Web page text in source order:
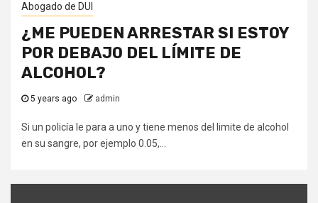
Abogado de DUI
¿ME PUEDEN ARRESTAR SI ESTOY
POR DEBAJO DEL LÍMITE DE
ALCOHOL?
5 years ago admin
Si un policía le para a uno y tiene menos del limite de alcohol
en su sangre, por ejemplo 0.05,...